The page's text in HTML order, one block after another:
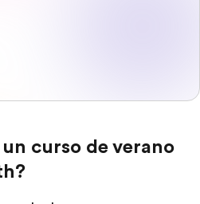
curso de verano